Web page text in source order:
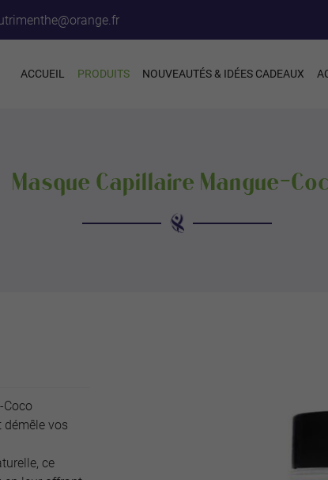
ACCUEIL PRODUITS NOUVEAUTÉS & IDÉES CADEAUX
à
en
Masque Capillaire Mangue-
Coco
démêle vos
ce